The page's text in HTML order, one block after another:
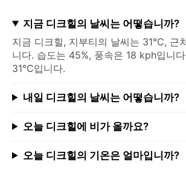
지금 디크힐의 날씨는 어떻습니까?
지금 디크힐, 지부티의 날씨는 31°C, 근
니다. 습도는 45%, 풍속은 18 kph입니
31°C입니다.
내일 디크힐의 날씨는 어떻습니까?
오늘 디크힐에 비가 올까요?
오늘 디크힐의 기온은 얼마입니까?